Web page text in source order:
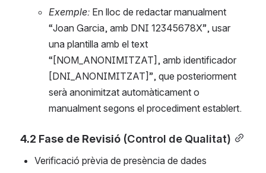
Exemple: En lloc de redactar manualment
“Joan Garcia, amb DNI 12345678X”, usar
una plantilla amb el text
“[NOM_ANONIMITZAT], amb identificador
[DNI_ANONIMITZAT]”, que posteriorment
serà anonimitzat automàticament o
manualment segons el procediment establert.
4.2 Fase de Revisió (Control de Qualitat)
Verificació prèvia de presència de dades